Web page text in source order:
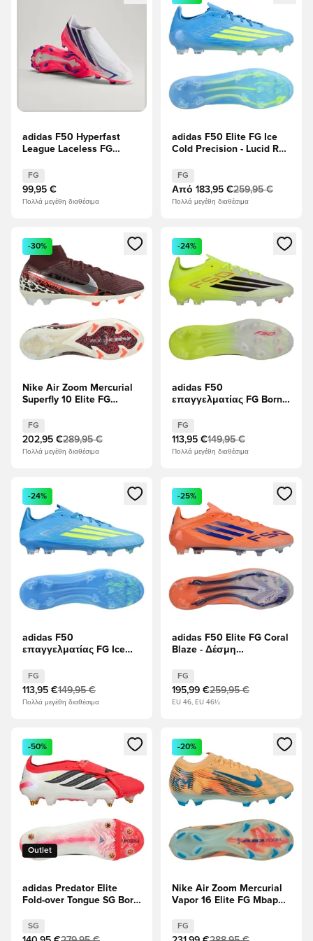
adidas F50 Hyperfast
League Laceless FG
FG
99,95 €
Πολλά μεγέθη διαθέσιμα
adidas F50 Elite FG Ice
Cold Precision - Lucid Ray
κίτρινο/Light Utility Aqua
FG
Από 183,95 €259,95 €
Πολλά μεγέθη διαθέσιμα
Ανοίγει ένα Modal για να συνδεθείτε ή να εγγραφείτε ως
-30%
Nike Air Zoom Mercurial
Superfly 10 Elite FG
Κρους/Μεταλλικό
ασήμι/Universal Red/
Απολιθώματα
FG
202,95 €289,95 €
Πολλά μεγέθη διαθέσιμα
Ανοίγει ένα Modal για να
-24%
adidas F50
επαγγελματίας FG Born
κίτρινο/μαύρο/Διαυγές
κόκκινο
FG
113,95 €149,95 €
Πολλά μεγέθη διαθέσιμα
Ανοίγει ένα Modal για να συνδεθείτε ή να εγγραφείτε ως
-24%
adidas F50
επαγγελματίας FG Ice
Blue/Ηλιακό
κίτρινο/Light Utility Aqua
FG
113,95 €149,95 €
Πολλά μεγέθη διαθέσιμα
Ανοίγει ένα Modal για να
-25%
adidas F50 Elite FG Coral
Blaze - Δέσμη
μπλε/Υποδήματα Λευκά
FG
195,99 €259,95 €
EU 46, EU 46½
Ανοίγει ένα Modal για να συνδεθείτε ή να εγγραφείτε ως
Outlet
-50%
adidas Predator Elite
Fold-over Tongue SG Born
κόκκινο/μαύρο/
Υποδήματα Λευκά
SG
Ανοίγει ένα Modal για να
-20%
Nike Air Zoom Mercurial
Vapor 16 Elite FG Mbappé
Απόχρωση πεπονιού/
Νέο Τυρκουάζ/Ιγκλού
FG